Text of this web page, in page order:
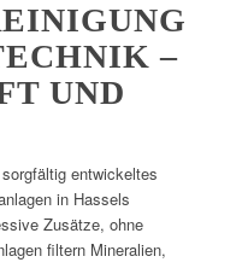
–
UND
entwickeltes
in Hassels
Zusätze, ohne
filtern Mineralien,